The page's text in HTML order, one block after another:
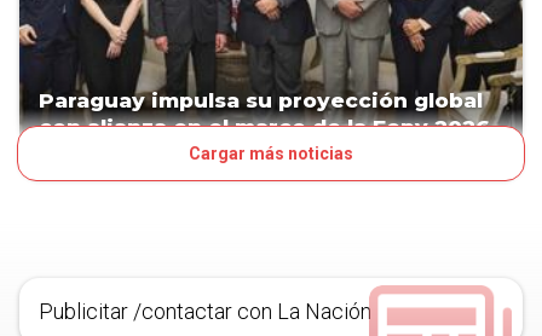
Paraguay impulsa su proyección global
con alianza en el marco de la Fepy 2026
Cargar más noticias
Publicitar /contactar con La Nación